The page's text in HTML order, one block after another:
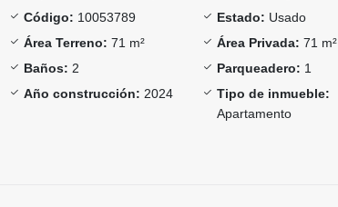
Código: 10053789 Estado: Usado
Área Terreno: 71 m² Área Privada: 71 m²
Baños: 2 Parqueadero: 1
Año construcción: 2024
Tipo de inmueble:
Apartamento